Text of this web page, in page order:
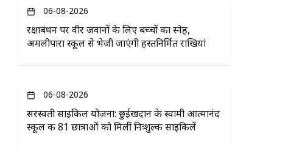
06-08-2026
रक्षाबंधन पर वीर जवानों के लिए बच्चों का स्नेह,
अमलीपारा स्कूल से भेजी जाएंगी हस्तनिर्मित राखियां
06-08-2026
सरस्वती साइकिल योजना: छुईखदान के स्वामी आत्मानंद
स्कूल की 81 छात्राओं को मिलीं निःशुल्क साइकिलें